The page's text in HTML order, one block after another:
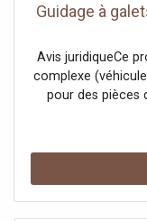
Guidage à
Avis juridiqueCe
complexe
pour des pièces
garantit et
clients ou
mentionnées à
réparation du